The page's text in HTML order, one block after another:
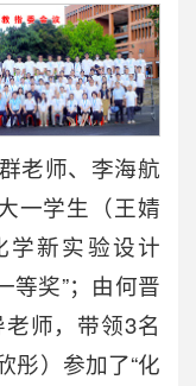
老师、李海航
一学生（王婧
学新实验设计
等奖”；由何晋
师，带领3名
彤）参加了“化